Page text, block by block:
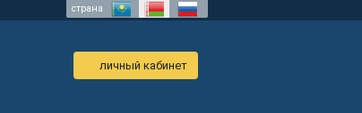
страна
личный кабинет